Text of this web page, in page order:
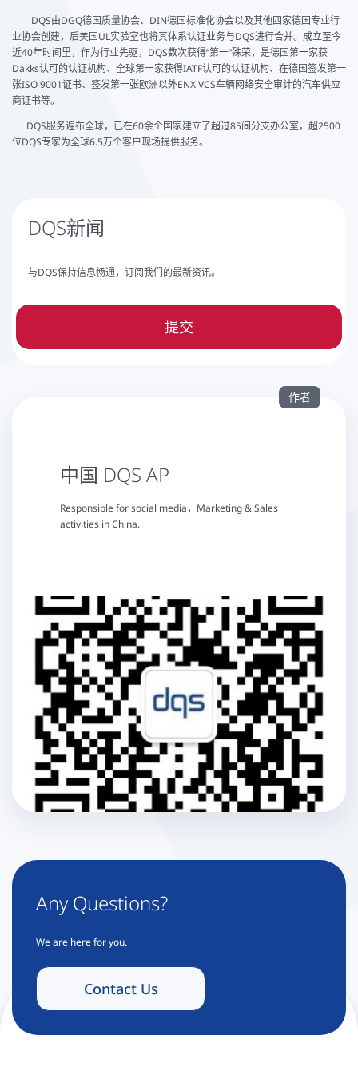
DQS由DGQ德国质量协会、DIN德国标准化协会以及其他四家德国专业行
业协会创建，后美国UL实验室也将其体系认证业务与DQS进行合并。成立至今
近40年时间里，作为行业先驱，DQS数次获得“第一”殊荣，是德国第一家获
Dakks认可的认证机构、全球第一家获得IATF认可的认证机构、在德国签发第一
张ISO 9001证书、签发第一张欧洲以外ENX VCS车辆网络安全审计的汽车供应
商证书等。
DQS服务遍布全球，已在60余个国家建立了超过85间分支办公室，超2500
位DQS专家为全球6.5万个客户现场提供服务。
DQS新闻
与DQS保持信息畅通，订阅我们的最新资讯。
提交
作者
中国 DQS AP
Responsible for social media，Marketing & Sales
activities in China.
Any Questions?
We are here for you.
Contact Us